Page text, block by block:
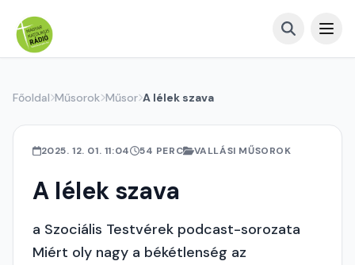
Főoldal Műsorok Műsor A lélek szava
2025. 12. 01. 11:04 54 PERC VALLÁSI MŰSOROK
A lélek szava
a Szociális Testvérek podcast-sorozata
Miért oly nagy a békétlenség az